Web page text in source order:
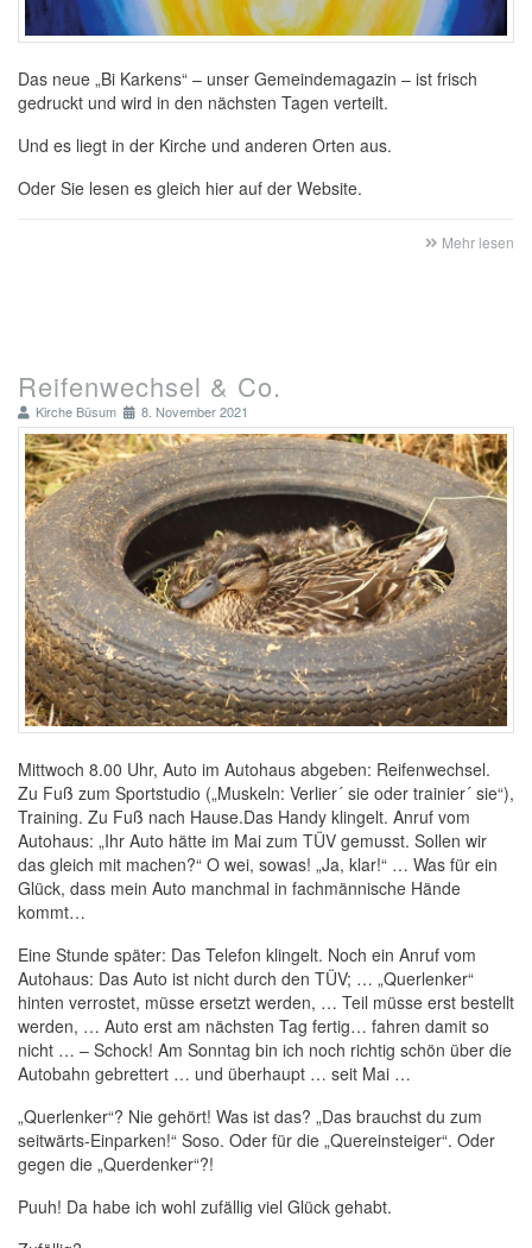
Das neue „Bi Karkens“ – unser Gemeindemagazin – ist frisch
gedruckt und wird in den nächsten Tagen verteilt.
Und es liegt in der Kirche und anderen Orten aus.
Oder Sie lesen es gleich hier auf der Website.
Mehr lesen
Reifenwechsel & Co.
Kirche Büsum 8. November 2021
Mittwoch 8.00 Uhr, Auto im Autohaus abgeben: Reifenwechsel.
Zu Fuß zum Sportstudio („Muskeln: Verlier´ sie oder trainier´ sie“),
Training. Zu Fuß nach Hause.Das Handy klingelt. Anruf vom
Autohaus: „Ihr Auto hätte im Mai zum TÜV gemusst. Sollen wir
das gleich mit machen?“ O wei, sowas! „Ja, klar!“ … Was für ein
Glück, dass mein Auto manchmal in fachmännische Hände
kommt…
Eine Stunde später: Das Telefon klingelt. Noch ein Anruf vom
Autohaus: Das Auto ist nicht durch den TÜV; … „Querlenker“
hinten verrostet, müsse ersetzt werden, … Teil müsse erst bestellt
werden, … Auto erst am nächsten Tag fertig… fahren damit so
nicht … – Schock! Am Sonntag bin ich noch richtig schön über die
Autobahn gebrettert … und überhaupt … seit Mai …
„Querlenker“? Nie gehört! Was ist das? „Das brauchst du zum
seitwärts-Einparken!“ Soso. Oder für die „Quereinsteiger“. Oder
gegen die „Querdenker“?!
Puuh! Da habe ich wohl zufällig viel Glück gehabt.